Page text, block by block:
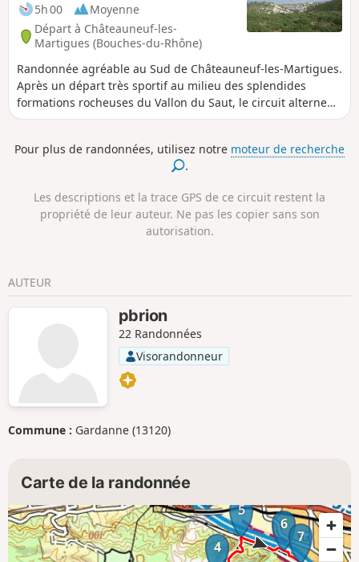
5h 00
Moyenne
Départ à Châteauneuf-les-
Martigues (Bouches-du-Rhône)
Randonnée agréable au Sud de Châteauneuf-les-Martigues.
Après un départ très sportif au milieu des splendides
formations rocheuses du Vallon du Saut, le circuit alterne
sentiers plaisants en fond de vallon, et pistes en plateau
sur le littoral de la Côte Bleue de l'autre côté.
Pour plus de randonnées, utilisez notre moteur de recherche
.
Les descriptions et la trace GPS de ce circuit restent la
propriété de leur auteur. Ne pas les copier sans son
autorisation.
AUTEUR
pbrion
22 Randonnées
Visorandonneur
Commune : Gardanne (13120)
Carte de la randonnée
4
5
6
7